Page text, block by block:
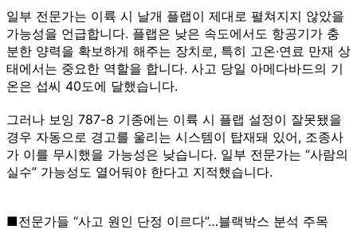
일부 전문가는 이륙 시 날개 플랩이 제대로 펼쳐지지 않았을
가능성을 언급합니다. 플랩은 낮은 속도에서도 항공기가 충
분한 양력을 확보하게 해주는 장치로, 특히 고온·연료 만재 상
태에서는 중요한 역할을 합니다. 사고 당일 아메다바드의 기
온은 섭씨 40도에 달했습니다.
그러나 보잉 787-8 기종에는 이륙 시 플랩 설정이 잘못됐을
경우 자동으로 경고를 울리는 시스템이 탑재돼 있어, 조종사
가 이를 무시했을 가능성은 낮습니다. 일부 전문가는 “사람의
실수” 가능성도 열어둬야 한다고 지적했습니다.
■전문가들 “사고 원인 단정 이르다”…블랙박스 분석 주목